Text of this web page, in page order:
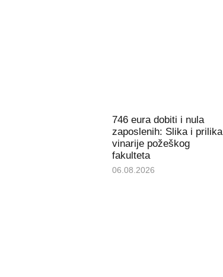
746 eura dobiti i nula
zaposlenih: Slika i prilika
vinarije požeškog
fakulteta
06.08.2026